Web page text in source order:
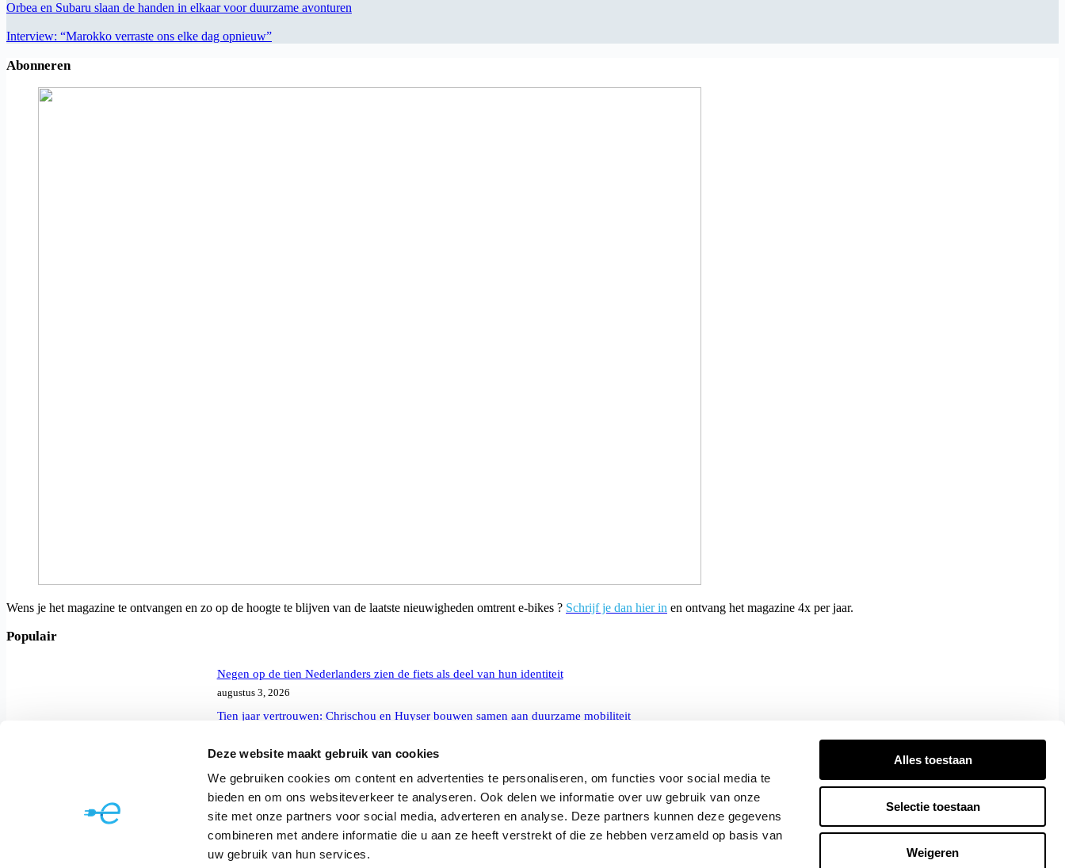
Deze website maakt gebruik van cookies
We gebruiken cookies om content en advertenties te personaliseren, om functies voor social media te
bieden en om ons websiteverkeer te analyseren. Ook delen we informatie over uw gebruik van onze
site met onze partners voor social media, adverteren en analyse. Deze partners kunnen deze gegevens
combineren met andere informatie die u aan ze heeft verstrekt of die ze hebben verzameld op basis van
uw gebruik van hun services.
Alles toestaan
Selectie toestaan
Weigeren
Orbea en Subaru slaan de handen in elkaar voor duurzame avonturen
Interview: “Marokko verraste ons elke dag opnieuw”
Abonneren
Wens je het magazine te ontvangen en zo op de hoogte te blijven van de laatste nieuwigheden omtrent e-bikes ? Schrijf je dan hier in en ontvang het magazine 4x per jaar.
Populair
Negen op de tien Nederlanders zien de fiets als deel van hun identiteit
augustus 3, 2026
Tien jaar vertrouwen: Chrischou en Huyser bouwen samen aan duurzame mobiliteit
Productdoorbraak geeft Stromer een volledig nieuwe merkidentiteit
juli 27, 2026
Coupure rechts 88, 9000 Gent België